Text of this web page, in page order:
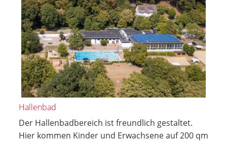
Hallenbad
Der Hallenbadbereich ist freundlich gestaltet.
Hier kommen Kinder und Erwachsene auf 200 qm